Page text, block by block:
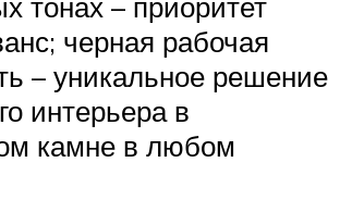
тонах – приоритет
черная рабочая
– уникальное решение
интерьера в
камне в любом